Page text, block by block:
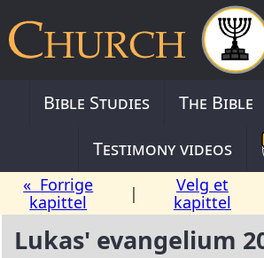
Bible Studies The Bible
Testimony videos
« Forrige
kapittel
|
Velg et
kapittel
Lukas' evangelium